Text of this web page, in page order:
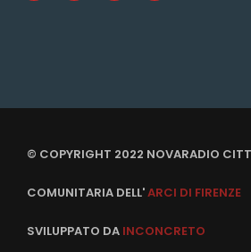
© COPYRIGHT 2022 NOVARADIO
COMUNITARIA DELL'ARCI DI FIRENZE
SVILUPPATO DA INCONCRETO